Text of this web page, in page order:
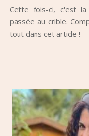
Cette fois-ci, c'est la marque Sisters Republic qui est
passée au crible.
tout dans cet article !